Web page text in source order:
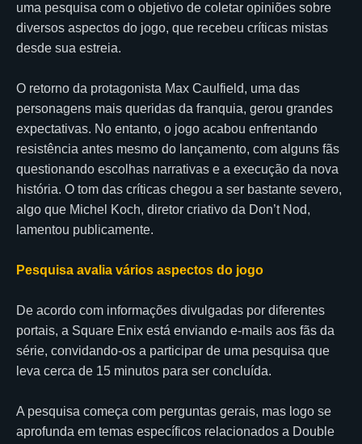
uma pesquisa com o objetivo de coletar opiniões sobre
diversos aspectos do jogo, que recebeu críticas mistas
desde sua estreia.
O retorno da protagonista Max Caulfield, uma das
personagens mais queridas da franquia, gerou grandes
expectativas. No entanto, o jogo acabou enfrentando
resistência antes mesmo do lançamento, com alguns fãs
questionando escolhas narrativas e a execução da nova
história. O tom das críticas chegou a ser bastante severo,
algo que Michel Koch, diretor criativo da Don’t Nod,
lamentou publicamente.
Pesquisa avalia vários aspectos do jogo
De acordo com informações divulgadas por diferentes
portais, a Square Enix está enviando e-mails aos fãs da
série, convidando-os a participar de uma pesquisa que
leva cerca de 15 minutos para ser concluída.
A pesquisa começa com perguntas gerais, mas logo se
aprofunda em temas específicos relacionados a Double